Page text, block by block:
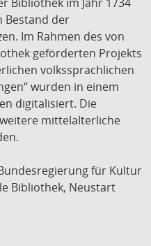
Bestand der
Im Rahmen des von
geförderten Projekts
volkssprachlichen
wurden in einem
digitalisiert. Die
mittelalterliche
für Kultur
Bibliothek, Neustart